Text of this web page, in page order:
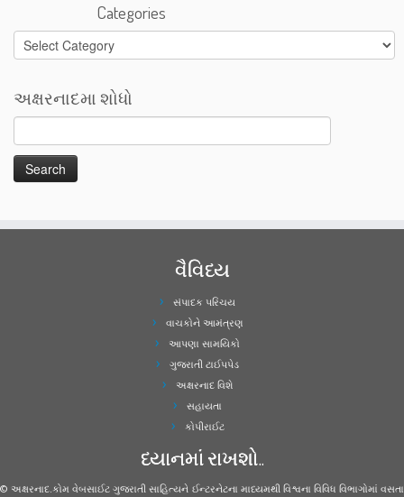
Categories
Categories
અક્ષરનાદમા શોધો
વૈવિધ્ય
સંપાદક પરિચય
વાચકોને આમંત્રણ
આપણા સામયિકો
ગુજરાતી ટાઈપપેડ
અક્ષરનાદ વિશે
સહાયતા
કોપીરાઈટ
ધ્યાનમાં રાખશો..
© અક્ષરનાદ.કોમ વેબસાઈટ ગુજરાતી સાહિત્યને ઈન્ટરનેટના માધ્યમથી વિશ્વના વિવિધ વિભાગોમાં વસતા